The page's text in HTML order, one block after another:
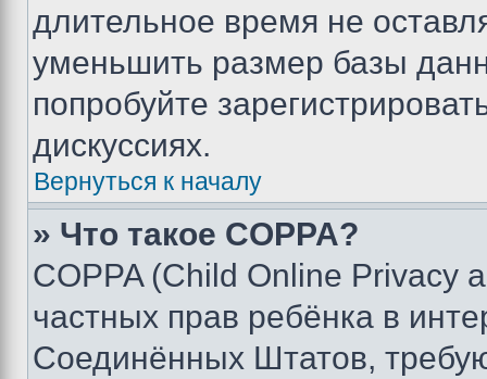
длительное время не
уменьшить размер базы
попробуйте
дискуссиях.
Вернуться к началу
» Что такое COPPA?
COPPA (Child Online Privacy
частных прав ребёнка в
Соединённых Штатов,